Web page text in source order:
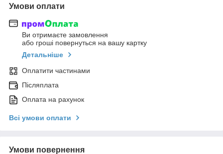
Умови оплати
Ви отримаєте замовлення
або гроші повернуться на вашу картку
Детальніше
Оплатити частинами
Післяплата
Оплата на рахунок
Всі умови оплати
Умови повернення